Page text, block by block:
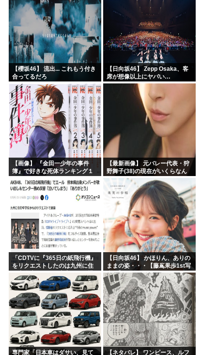
【櫻坂46】 流出... これもう付き
合ってるだろ
【日向坂46】 Zepp Osaka、客
席が想像以上にヤバい…
【画像】 『金田一少年の事件
簿』で好きな死体ランキング１
位がこちら！
【最新画像】 元バレー代表・狩
野舞子(38)の現在がいくらなん
でも即ハボすぎる！
「CDTVに『365日の紙飛行機』
をリクエストしたのは九州に住
む中学生」←この事実って結構
デカいよな【AKB48】
【日向坂46】 かほりん、ありの
ままの姿・・・【藤嶌果歩1st写
真集】
専門家「日本車はダサい、見て
【ネタバレ】 ワンピース、ルフ